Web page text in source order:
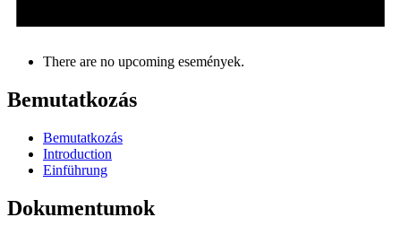
There are no upcoming események.
Bemutatkozás
Bemutatkozás
Introduction
Einführung
Dokumentumok